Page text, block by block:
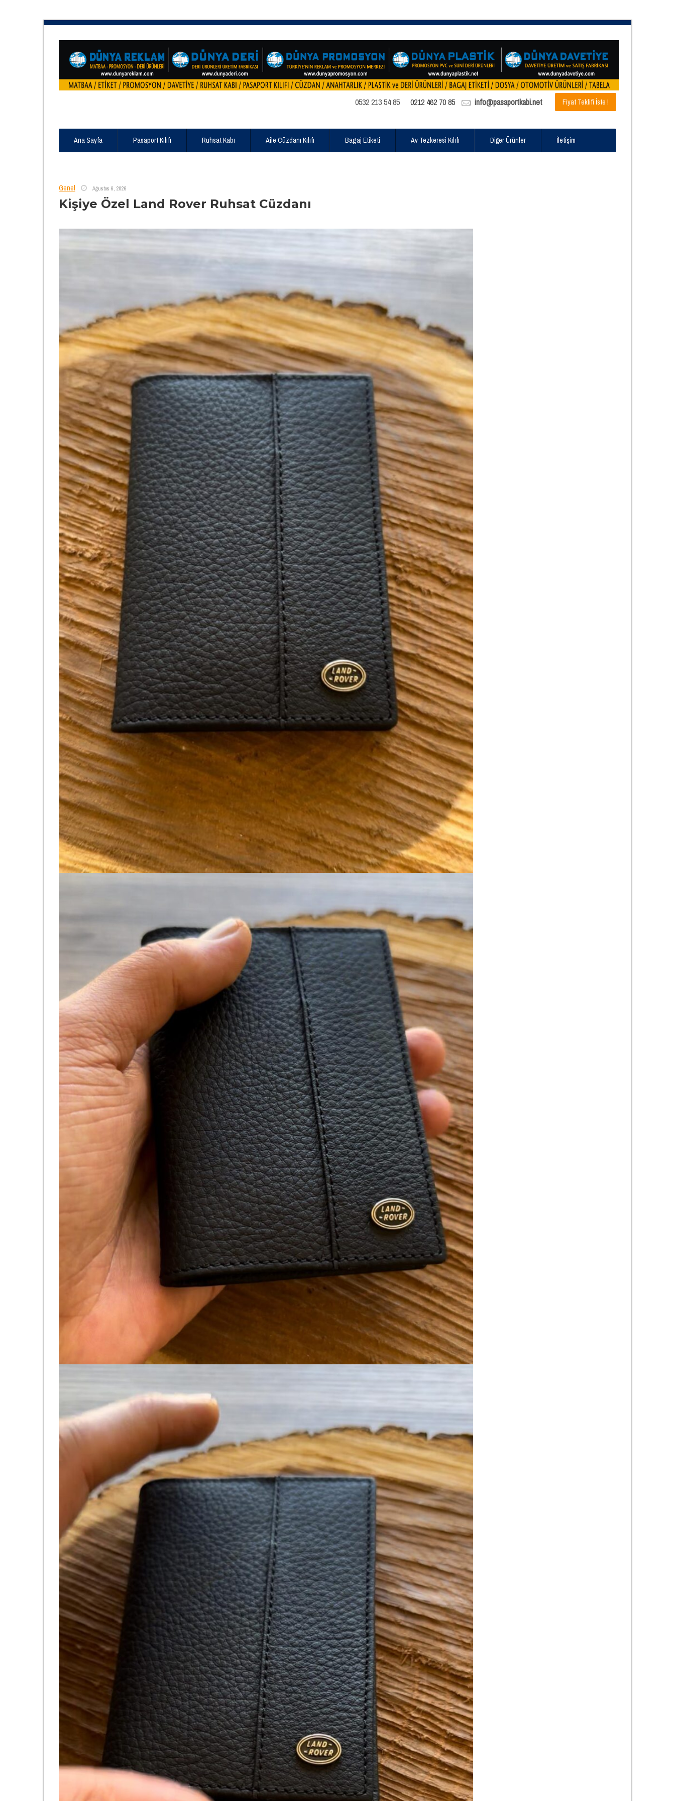
0532 213 54 85 0212 462 70 85 info@pasaportkabi.net Fiyat Teklifi İste !
Ana Sayfa Pasaport Kılıfı Ruhsat Kabı Aile Cüzdanı Kılıfı Bagaj Etiketi Av Tezkeresi Kılıfı Diğer Ürünler İletişim
Genel Ağustos 6, 2026
Kişiye Özel Land Rover Ruhsat Cüzdanı